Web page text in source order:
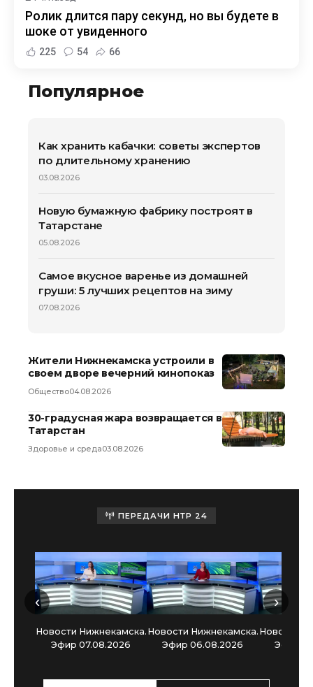
Ролик длится пару секунд, но вы будете в
шоке от увиденного
225 54 66
Популярное
Как хранить кабачки: советы экспертов
по длительному хранению
03.08.2026
Новую бумажную фабрику построят в
Татарстане
05.08.2026
Самое вкусное варенье из домашней
груши: 5 лучших рецептов на зиму
07.08.2026
Жители Нижнекамска устроили в
своем дворе вечерний кинопоказ
Общество04.08.2026
30-градусная жара возвращается в
Татарстан
Здоровье и среда03.08.2026
ПЕРЕДАЧИ НТР 24
Новости Нижнекамска.
Эфир 07.08.2026
Новости Нижнекамска.
Эфир 06.08.2026
Новости
Эфир
‹ ›